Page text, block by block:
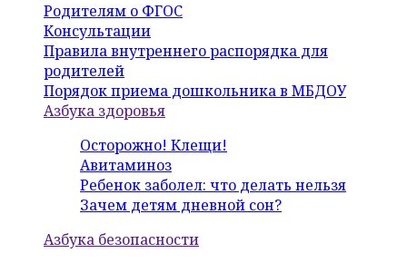
Родителям о ФГОС
Консультации
Правила внутреннего распорядка для
родителей
Порядок приема дошкольника в МБДОУ
Азбука здоровья
Осторожно! Клещи!
Авитаминоз
Ребенок заболел: что делать нельзя
Зачем детям дневной сон?
Азбука безопасности